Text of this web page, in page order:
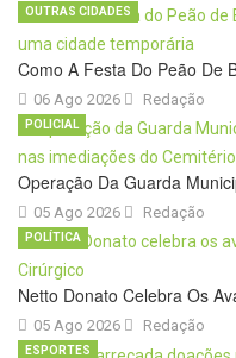
Como A Festa Do Peão De
06 Ago 2026
OUTRAS CIDADES
Redação
Operação Da Guarda
05 Ago 2026
POLICIAL
Redação
Netto Donato Celebra Os
05 Ago 2026
POLÍTICA
Redação
ESPORTES